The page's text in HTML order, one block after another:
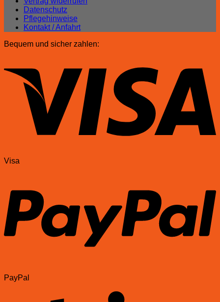
Datenschutz
Pflegehinweise
Kontakt / Anfahrt
Bequem und sicher zahlen:
Visa
PayPal